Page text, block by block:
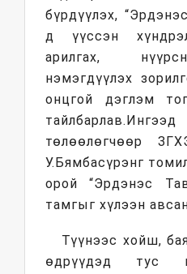
бүрдүүлэх,
д үүссэн
арилгах,
нэмэгдүүлэх
онцгой дэглэм
төлөөлөгчөөр
У.Бямбасүрэнг
орой “Эрдэнэс
тамгыг хүлээн
Түүнээс хойш,
өдрүүдэд тус